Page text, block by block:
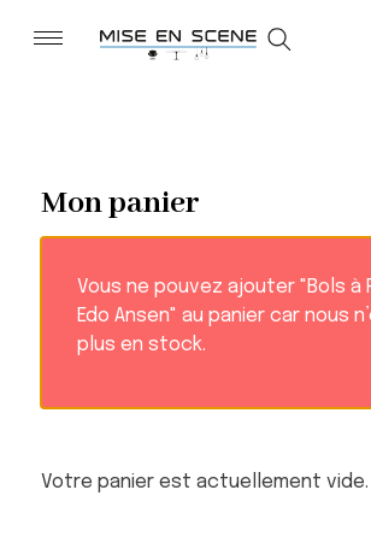
Mon panier
Vous ne pouvez ajouter "Bols à
Edo Ansen" au panier car nous
plus en stock.
Votre panier est actuellement vide.